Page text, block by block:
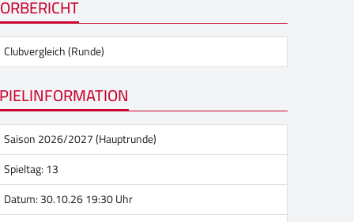
Clubvergleich (Runde)
Saison 2026/2027 (Hauptrunde)
Spieltag: 13
Datum: 30.10.26 19:30 Uhr